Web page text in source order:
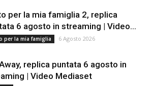
per la mia famiglia 2, replica
6 agosto in streaming | Video...
per la mia famiglia 6 Agosto 2026
replica puntata 6 agosto in
| Video Mediaset